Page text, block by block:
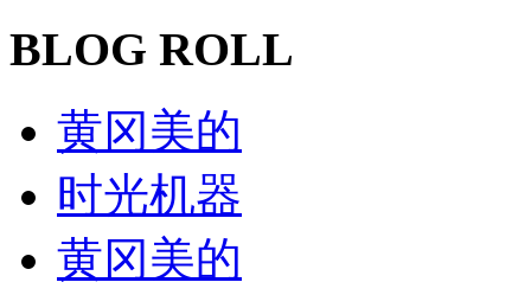
BLOG ROLL
黄冈美的
时光机器
黄冈美的